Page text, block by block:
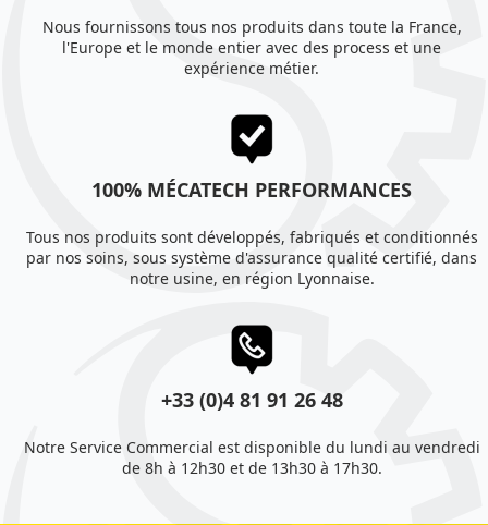
Nous fournissons tous nos produits dans toute la France,
l'Europe et le monde entier avec des process et une
expérience métier.
100% MÉCATECH PERFORMANCES
Tous nos produits sont développés, fabriqués et conditionnés
par nos soins, sous système d'assurance qualité certifié, dans
notre usine, en région Lyonnaise.
+33 (0)4 81 91 26 48
Notre Service Commercial est disponible du lundi au vendredi
de 8h à 12h30 et de 13h30 à 17h30.